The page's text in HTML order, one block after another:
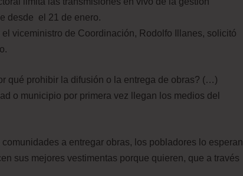
desde el 21 de enero.
viceministro de Coordinación, Rodolfo Illanes, solicitó
qué prohibir la difusión o la entrega de obras? (…)
o municipio por primera vez llegan los medios del
a entregar obras, los pobladores lo esperan
sus mejores vestimentas porque quieren, que a través